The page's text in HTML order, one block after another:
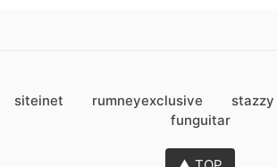
siteinet rumneyexclusive stazzy
funguitar